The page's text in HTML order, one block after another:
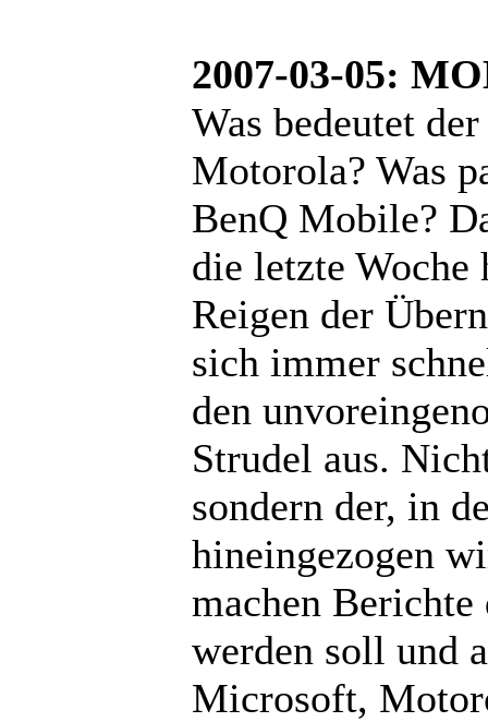
2007-03-05:
Was bedeutet
Motorola? Was
BenQ Mobile?
die letzte
Reigen der
sich immer
den
Strudel aus.
sondern der, in
hineingezogen
machen
werden soll und
Microsoft,